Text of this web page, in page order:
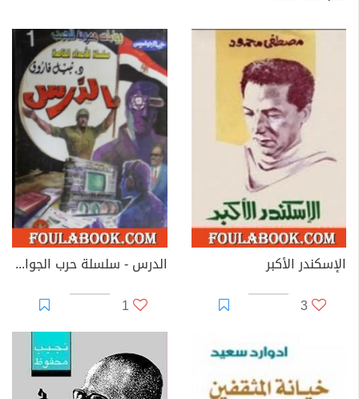
الإسكندر الأكبر
3
الدرس - سلسلة حرب الجواسيس
1